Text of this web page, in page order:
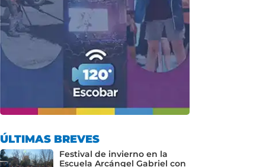
ÚLTIMAS BREVES
Festival de invierno en la
Escuela Arcángel Gabriel con